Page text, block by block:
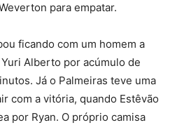
para empatar.
ficando com um homem a
Alberto por acúmulo de
Já o Palmeiras teve uma
com a vitória, quando Estêvão
por Ryan. O próprio camisa